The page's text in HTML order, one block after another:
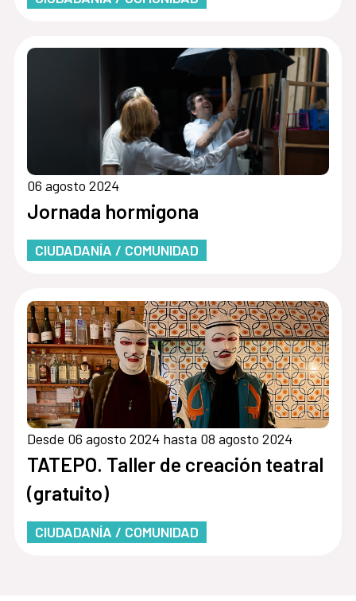
06 agosto 2024
Jornada hormigona
CIUDADANÍA / COMUNIDAD
Desde 06 agosto 2024 hasta 08 agosto 2024
TATEPO. Taller de creación teatral
(gratuito)
CIUDADANÍA / COMUNIDAD